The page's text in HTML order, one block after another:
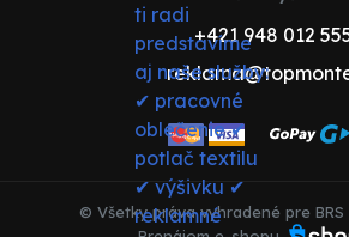
+421 948 012
© Všetky práva vyhradené pre BRS